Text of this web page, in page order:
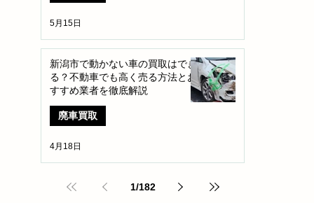
5月15日
新潟市で動かない車の買取はでき
る？不動車でも高く売る方法とお
すすめ業者を徹底解説
廃車買取
4月18日
1/182